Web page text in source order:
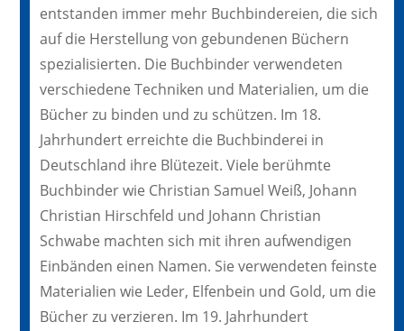
entstanden immer mehr Buchbindereien, die sich
auf die Herstellung von gebundenen Büchern
spezialisierten. Die Buchbinder verwendeten
verschiedene Techniken und Materialien, um die
Bücher zu binden und zu schützen. Im 18.
Jahrhundert erreichte die Buchbinderei in
Deutschland ihre Blütezeit. Viele berühmte
Buchbinder wie Christian Samuel Weiß, Johann
Christian Hirschfeld und Johann Christian
Schwabe machten sich mit ihren aufwendigen
Einbänden einen Namen. Sie verwendeten feinste
Materialien wie Leder, Elfenbein und Gold, um die
Bücher zu verzieren. Im 19. Jahrhundert